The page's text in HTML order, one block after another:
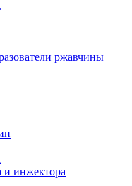
ржавчины
и инжектора